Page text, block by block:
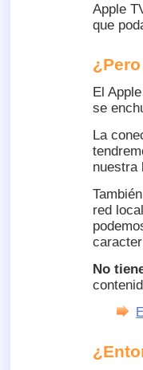
Apple
que
El
se
La
nuestra
red
No